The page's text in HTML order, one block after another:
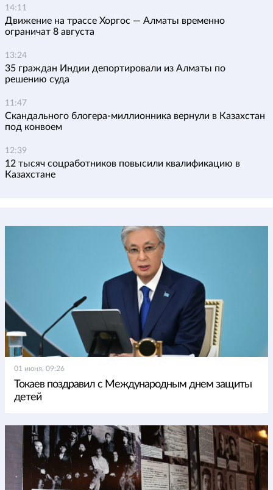
14:11
Движение на трассе Хоргос — Алматы временно
ограничат 8 августа
13:24
35 граждан Индии депортировали из Алматы по
решению суда
11:47
Скандального блогера-миллионника вернули в Казахстан
под конвоем
12:39
12 тысяч соцработников повысили квалификацию в
Казахстане
01 июня, 09:26
Токаев поздравил с Международным днем защиты
детей